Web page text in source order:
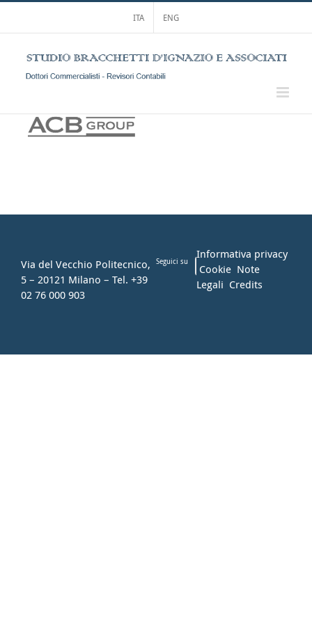
contenuto
ITA ENG
Via del Vecchio Politecnico,
5 – 20121 Milano – Tel. +39
02 76 000 903
Seguici su
Informativa privacy
Cookie Note
Legali Credits